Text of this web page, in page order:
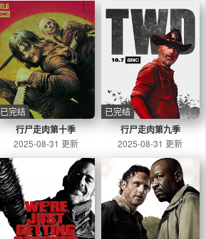
行尸走肉第十季
已完结
2025-08-31 更新
行尸走肉第九季
已完结
2025-08-31 更新